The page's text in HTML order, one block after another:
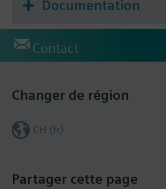
Documentation
Contact
Partager cette page
Changer de région
CH (fr)